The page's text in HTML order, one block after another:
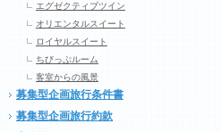
エグゼクティブツイン
オリエンタルスイート
ロイヤルスイート
ちびっぷルーム
客室からの風景
募集型企画旅行条件書
募集型企画旅行約款